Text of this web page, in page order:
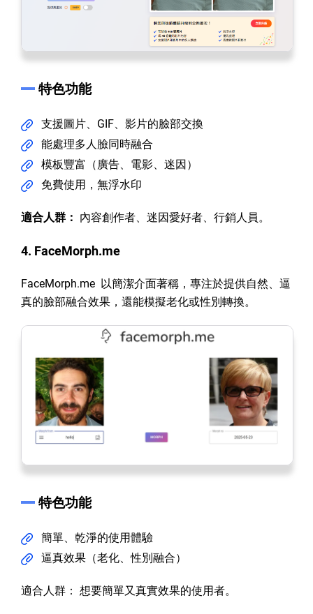
特色功能
支援圖片、GIF、影片的臉部交換
能處理多人臉同時融合
模板豐富（廣告、電影、迷因）
免費使用，無浮水印
適合人群： 內容創作者、迷因愛好者、行銷人員。
4. FaceMorph.me
FaceMorph.me 以簡潔介面著稱，專注於提供自然、逼
真的臉部融合效果，還能模擬老化或性別轉換。
特色功能
簡單、乾淨的使用體驗
逼真效果（老化、性別融合）
適合人群： 想要簡單又真實效果的使用者。